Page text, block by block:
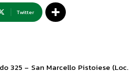
Twitter
325 – San Marcello Pistoiese (Loc.